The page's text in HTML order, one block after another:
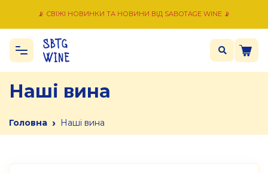
📡 СВІЖІ НОВИНКИ ТА НОВИНИ ВІД SABOTAGE WINE 📡
Наші вина
Головна › Наші вина